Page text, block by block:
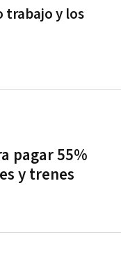
trabajo y los
pagar 55%
y trenes